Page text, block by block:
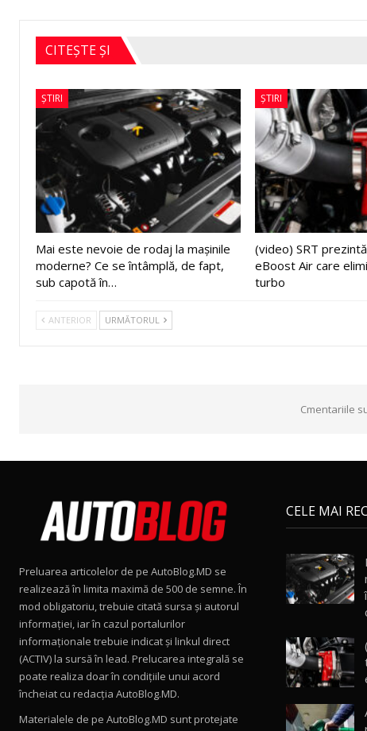
CITEȘTE ȘI
ȘTIRI
Mai este nevoie de rodaj la mașinile
moderne? Ce se întâmplă, de fapt,
sub capotă în…
ȘTIRI
(video) SRT
eBoost Air care
turbo
ANTERIOR URMĂTORUL
Cmentariile
Preluarea articolelor de pe AutoBlog.MD se
realizează în limita maximă de 500 de semne. În
mod obligatoriu, trebuie citată sursa și autorul
informației, iar în cazul portalurilor
informaționale trebuie indicat și linkul direct
(ACTIV) la sursă în lead. Prelucarea integrală se
poate realiza doar în condițiile unui acord
încheiat cu redacţia AutoBlog.MD.
Materialele de pe AutoBlog.MD sunt protejate
CELE MAI